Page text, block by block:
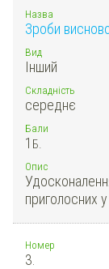
Назва
Зроби
Вид
Інший
Складність
середнє
Бали
1 Б.
Опис
приголосних
Номер
3.